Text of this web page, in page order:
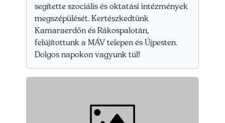
segítette szociális és oktatási intézmények
megszépülését. Kertészkedtünk
Kamaraerdőn és Rákospalotán,
felújítottunk a MÁV telepen és Újpesten.
Dolgos napokon vagyunk túl!